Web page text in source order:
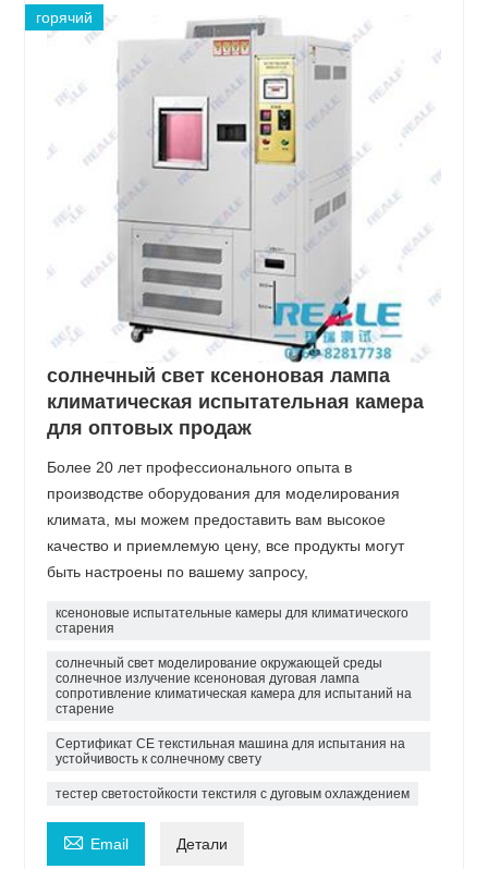
горячий
солнечный свет ксеноновая лампа
климатическая испытательная камера
для оптовых продаж
Более 20 лет профессионального опыта в
производстве оборудования для моделирования
климата, мы можем предоставить вам высокое
качество и приемлемую цену, все продукты могут
быть настроены по вашему запросу,
ксеноновые испытательные камеры для климатического
старения
солнечный свет моделирование окружающей среды
солнечное излучение ксеноновая дуговая лампа
сопротивление климатическая камера для испытаний на
старение
Сертификат CE текстильная машина для испытания на
устойчивость к солнечному свету
тестер светостойкости текстиля с дуговым охлаждением
 Email Детали